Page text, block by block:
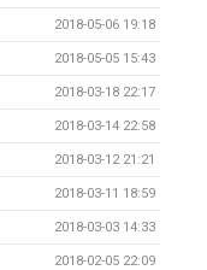
2018-05-06 19:18
2018-05-05 15:43
2018-03-18 22:17
2018-03-14 22:58
2018-03-12 21:21
2018-03-11 18:59
2018-03-03 14:33
2018-02-05 22:09